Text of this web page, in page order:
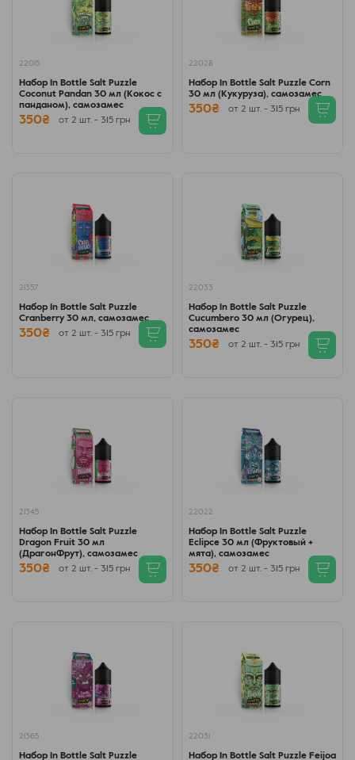
22015
Набор In Bottle Salt Puzzle
Coconut Pandan 30 мл (Кокос с
панданом), самозамес
350₴ от 2 шт. - 315 грн
22028
Набор In Bottle Salt Puzzle Corn
30 мл (Кукуруза), самозамес
350₴ от 2 шт. - 315 грн
21357
Набор In Bottle Salt Puzzle
Cranberry 30 мл, самозамес
350₴ от 2 шт. - 315 грн
22033
Набор In Bottle Salt Puzzle
Cucumbero 30 мл (Огурец),
самозамес
350₴ от 2 шт. - 315 грн
21345
Набор In Bottle Salt Puzzle
Dragon Fruit 30 мл
(ДрагонФрут), самозамес
350₴ от 2 шт. - 315 грн
22022
Набор In Bottle Salt Puzzle
Eclipce 30 мл (Фруктовый +
мята), самозамес
350₴ от 2 шт. - 315 грн
21365
Набор In Bottle Salt Puzzle
22031
Набор In Bottle Salt Puzzle Feijoa